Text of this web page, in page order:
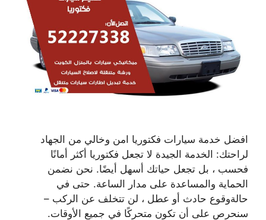
افضل خدمة سيارات فكتوريا امن وخالي من الجهاد
لراحتك: الخدمة الجيدة لا تجعل فكتوريا أكثر أمانًا
فحسب ، بل تجعل حياتك أسهل أيضًا. نحن نضمن
الحماية والمساعدة على مدار الساعة. حتى في
حالةوقوع حادث أو عطل ، لن تتخلف عن الركب –
سنحرص على أن تكون متحركًا في جميع الأوقات.